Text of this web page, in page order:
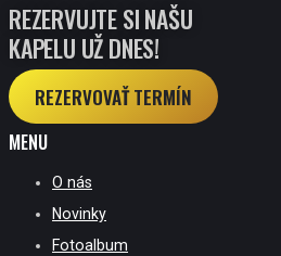
REZERVUJTE SI NAŠU
KAPELU UŽ DNES!
REZERVOVAŤ TERMÍN
MENU
O nás
Novinky
Fotoalbum